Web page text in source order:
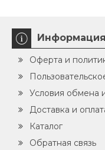
Информация
Оферта и
Условия обмена
Доставка и
Каталог
Обратная связь